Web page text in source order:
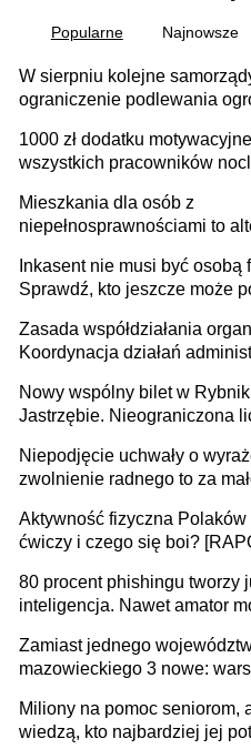
Popularne Najnowsze
W sierpniu kolejne
ograniczenie podlewania
może objąć cały kraj
1000 zł dodatku
wszystkich pracowników
Mieszkania dla osób z
niepełnosprawnościami to
samodzielnie lub z rodziną
Inkasent nie musi być osobą
Sprawdź, kto jeszcze może
Zasada współdziałania
Koordynacja działań
Nowy wspólny bilet w
Jastrzębie. Nieograniczona
Niepodjęcie uchwały o
zwolnienie radnego to za
rozstrzygać sprawy
Aktywność fizyczna
ćwiczy i czego się boi?
80 procent phishingu tworzy
inteligencja. Nawet amator
Zamiast jednego
mazowieckiego 3 nowe:
Europie nie ma tak dużych
stołecznych
Miliony na pomoc seniorom,
wiedzą, kto najbardziej jej